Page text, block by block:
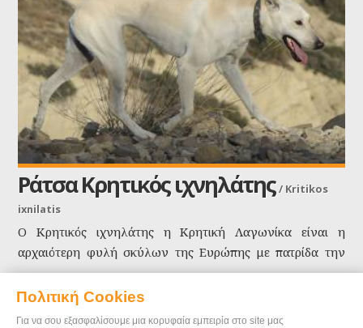
Πολιτική Cookies
Για να σου εξασφαλίσουμε μια κορυφαία εμπειρία στο site μας
Ράτσα Κρητικός ιχνηλάτης /Kritikos
ixnilatis
Ο Κρητικός ιχνηλάτης η Κρητική Λαγωνίκα είναι η
αρχαιότερη φυλή σκύλων της Ευρώπης με πατρίδα την
Ελλάδα και συγκεκριμένα την Κρήτη ! Ο σκύλος αυτός
είναι γέννημα θρέμμα των γκρεμών, των πεδιάδων, των
δασών και των βράχων της Κρήτης, είναι γνωστός εδώ
ΠΕΡΙΣΣΟΤΕΡΑ